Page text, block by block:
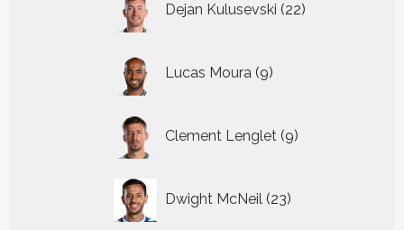
Dejan Kulusevski 22
producten
Lucas Moura 9
producten
Clement Lenglet 9
producten
Dwight McNeil 23
producten